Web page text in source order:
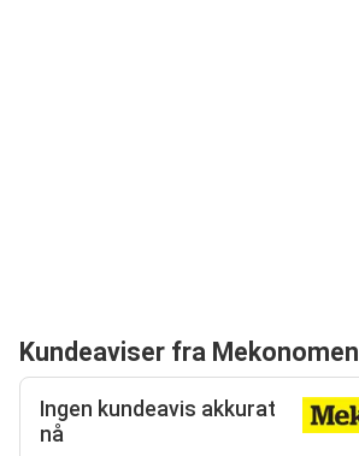
Kundeaviser fra Mekonomen
Ingen kundeavis akkurat
nå